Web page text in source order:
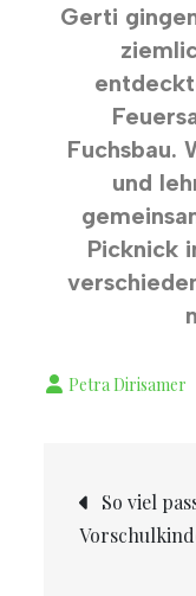
Gerti
Fuchsbau.
und
Picknick
So viel